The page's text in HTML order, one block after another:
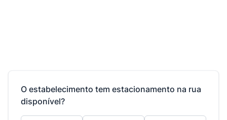
O estabelecimento tem estacionamento na rua
disponível?